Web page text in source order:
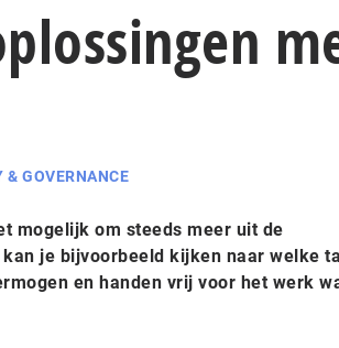
& GOVERNANCE
mogelijk om steeds meer uit de
je bijvoorbeeld kijken naar welke
en handen vrij voor het werk